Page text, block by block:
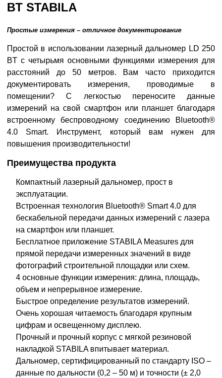
BT STABILA
Простые измерения – отличное документирование
Простой в использовании лазерный дальномер LD 250
BT с четырьмя основными функциями измерения для
расстояний до 50 метров. Вам часто приходится
документировать измерения, проводимые в
помещении? С легкостью переносите данные
измерений на свой смартфон или планшет благодаря
встроенному беспроводному соединению Bluetooth®
4.0 Smart. Инструмент, который вам нужен для
повышения производительности!
Преимущества продукта
Компактный лазерный дальномер, прост в
эксплуатации.
Встроенная технология Bluetooth® Smart 4.0 для
бескабельной передачи данных измерений с лазера
на смартфон или планшет.
Бесплатное приложение STABILA Measures для
прямой передачи измеренных значений в виде
фотографий строительной площадки или схем.
4 основные функции измерения: длина, площадь,
объем и непрерывное измерение.
Быстрое определение результатов измерений.
Очень хорошая читаемость благодаря крупным
цифрам и освещенному дисплею.
Прочный и прочный корпус с мягкой резиновой
накладкой STABILA впитывает материал.
Дальномер, сертифицированный по стандарту ISO –
данные по дальности (0,2 – 50 м) и точности (± 2,0